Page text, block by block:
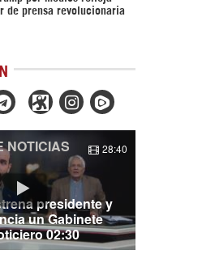
de prensa revolucionaria
 
presidente y
un Gabinete
02:30
NOTICIAS 28:40